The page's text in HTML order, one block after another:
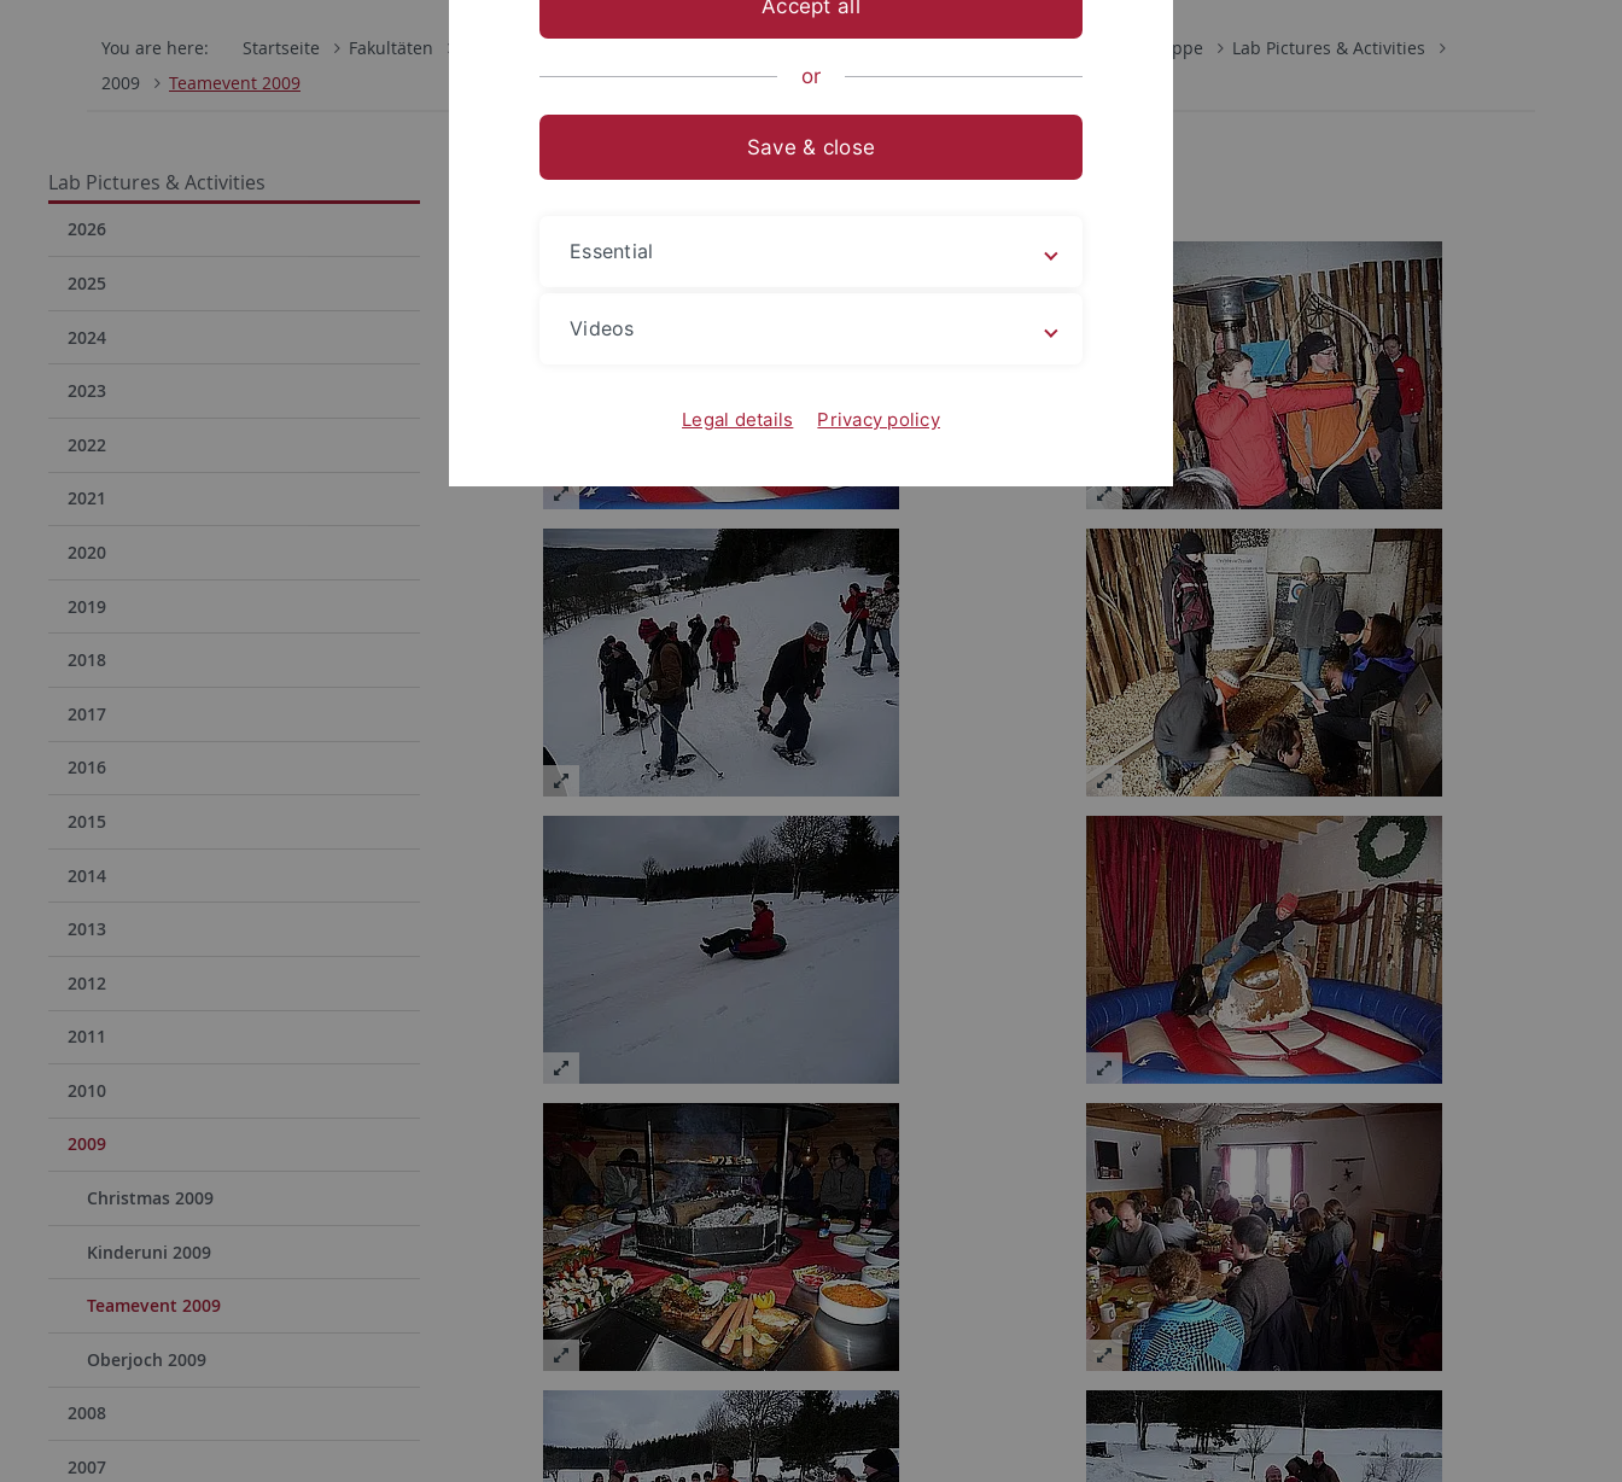
You are here: Startseite Fakultäten Arbeitsgruppe
Lab Pictures & Activities
2009
Teamevent 2009
Lab Pictures & Activities
2026
2025
2024
2023
2022
2021
2020
2019
2018
2017
2016
2015
2014
2013
2012
2011
2010
2009
Christmas 2009
Kinderuni 2009
Teamevent 2009
Oberjoch 2009
2008
2007
Teamevent 2009
Accept all
or
Save & close
Essential
Videos
Legal details Privacy policy